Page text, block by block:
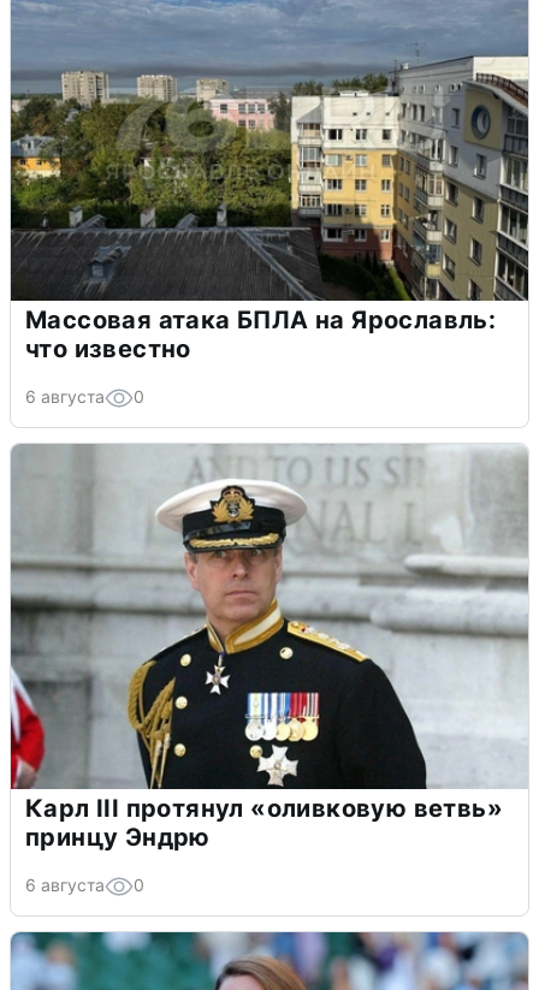
Массовая атака БПЛА на Ярославль:
что известно
6 августа 0
Карл III протянул «оливковую ветвь»
принцу Эндрю
6 августа 0